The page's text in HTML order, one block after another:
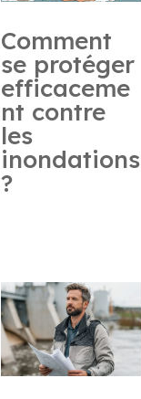
Comment
se protéger
efficaceme
nt contre
les
inondations
?